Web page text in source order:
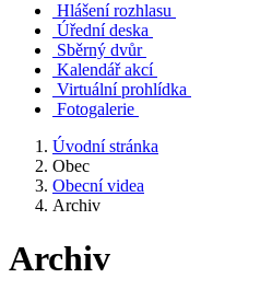
Hlášení rozhlasu
Úřední deska
Sběrný dvůr
Kalendář akcí
Virtuální prohlídka
Fotogalerie
Úvodní stránka
Obec
Obecní videa
Archiv
Archiv